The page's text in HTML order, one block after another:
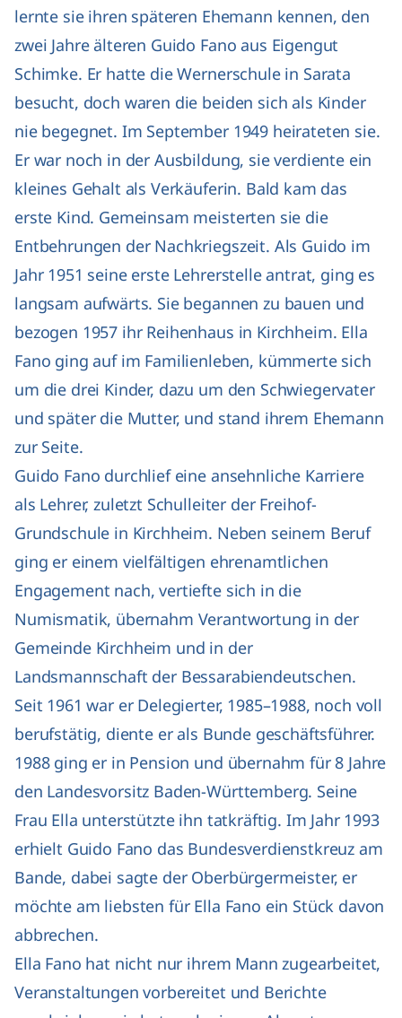
lernte sie ihren späteren Ehemann kennen, den
zwei Jahre älteren Guido Fano aus Eigengut
Schimke. Er hatte die Wernerschule in Sarata
besucht, doch waren die beiden sich als Kinder
nie begegnet. Im September 1949 heirateten sie.
Er war noch in der Ausbildung, sie verdiente ein
kleines Gehalt als Verkäuferin. Bald kam das
erste Kind. Gemeinsam meisterten sie die
Entbehrungen der Nachkriegszeit. Als Guido im
Jahr 1951 seine erste Lehrerstelle antrat, ging es
langsam aufwärts. Sie begannen zu bauen und
bezogen 1957 ihr Reihenhaus in Kirchheim. Ella
Fano ging auf im Familienleben, kümmerte sich
um die drei Kinder, dazu um den Schwiegervater
und später die Mutter, und stand ihrem Ehemann
zur Seite.
Guido Fano durchlief eine ansehnliche Karriere
als Lehrer, zuletzt Schulleiter der Freihof-
Grundschule in Kirchheim. Neben seinem Beruf
ging er einem vielfältigen ehrenamtlichen
Engagement nach, vertiefte sich in die
Numismatik, übernahm Verantwortung in der
Gemeinde Kirchheim und in der
Landsmannschaft der Bessarabiendeutschen.
Seit 1961 war er Delegierter, 1985–1988, noch voll
berufstätig, diente er als Bunde geschäftsführer.
1988 ging er in Pension und übernahm für 8 Jahre
den Landesvorsitz Baden-Württemberg. Seine
Frau Ella unterstützte ihn tatkräftig. Im Jahr 1993
erhielt Guido Fano das Bundesverdienstkreuz am
Bande, dabei sagte der Oberbürgermeister, er
möchte am liebsten für Ella Fano ein Stück davon
abbrechen.
Ella Fano hat nicht nur ihrem Mann zugearbeitet,
Veranstaltungen vorbereitet und Berichte